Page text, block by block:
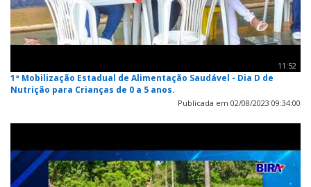
11:52
1ª Mobilização Estadual de Alimentação Saudável - Dia D de
Nutrição para Crianças de 0 a 5 anos.
Publicada em 02/08/2023 09:34:00